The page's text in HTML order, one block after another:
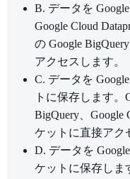
B. データを
Google Cloud
の Google
アクセスします。
C. データを
トに保存します。
BigQuery、Google
ケットに直接アク
D. データを
ケットに保存しま